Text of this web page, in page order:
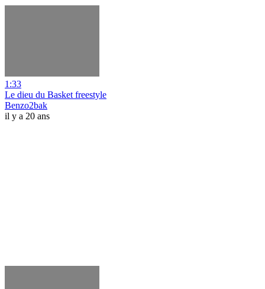
1:33
Le dieu du Basket freestyle
Benzo2bak
il y a 20 ans